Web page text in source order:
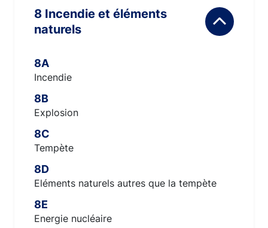
8 Incendie et éléments
naturels
8A
Incendie
8B
Explosion
8C
Tempète
8D
Eléments naturels autres que la tempète
8E
Energie nucléaire